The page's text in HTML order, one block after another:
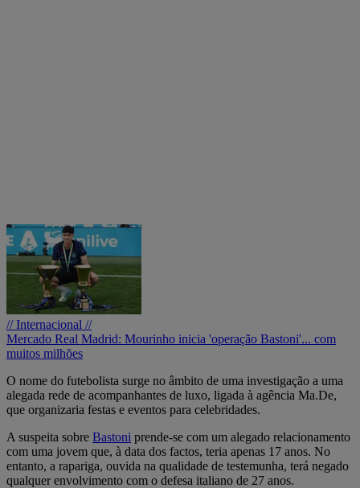
// Internacional //
Mercado Real Madrid: Mourinho inicia 'operação Bastoni'... com
muitos milhões
O nome do futebolista surge no âmbito de uma investigação a uma
alegada rede de acompanhantes de luxo, ligada à agência Ma.De,
que organizaria festas e eventos para celebridades.
A suspeita sobre Bastoni prende-se com um alegado relacionamento
com uma jovem que, à data dos factos, teria apenas 17 anos. No
entanto, a rapariga, ouvida na qualidade de testemunha, terá negado
qualquer envolvimento com o defesa italiano de 27 anos.